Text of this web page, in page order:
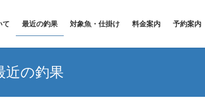
て 最近の釣果 対象魚・仕掛け 料金案内 予約案内
近の釣果